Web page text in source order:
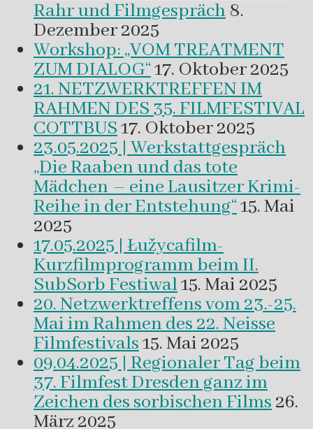
Rahr und Filmgespräch 8.
Dezember 2025
Workshop: „VOM TREATMENT
ZUM DIALOG“17. Oktober 2025
21. NETZWERKTREFFEN IM
RAHMEN DES 35. FILMFESTIVAL
COTTBUS17. Oktober 2025
23.05.2025 | Werkstattgespräch
„Die Raaben und das tote
Mädchen – eine Lausitzer Krimi-
Reihe in der Entstehung“15. Mai
2025
17.05.2025 | Łužycafilm-
Kurzfilmprogramm beim II.
SubSorb Festiwal15. Mai 2025
20. Netzwerktreffens vom 23.-25.
Mai im Rahmen des 22. Neisse
Filmfestivals15. Mai 2025
09.04.2025 | Regionaler Tag beim
37. Filmfest Dresden ganz im
Zeichen des sorbischen Films26.
März 2025